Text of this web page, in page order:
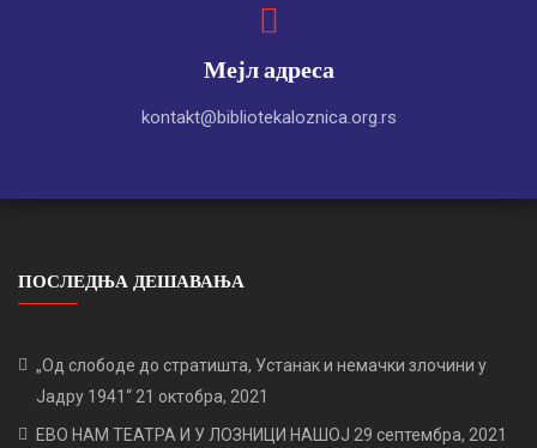
Мејл адреса
kontakt@bibliotekaloznica.org.rs
ПОСЛЕДЊА ДЕШАВАЊА
„Од слободе до стратишта, Устанак и немачки злочини у
Јадру 1941“ 21 октобра, 2021
ЕВО НАМ ТЕАТРА И У ЛОЗНИЦИ НАШОЈ 29 септембра, 2021